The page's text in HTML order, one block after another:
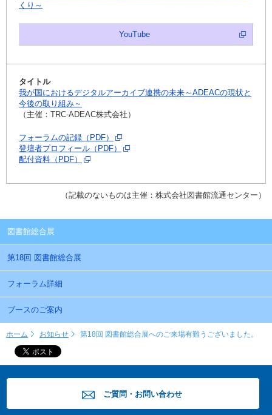
くり～
YouTube
我が国におけるデジタルアーカイブ連携の未来～ADEACの現状と
今後の取り組み～
（主催：TRC-ADEAC株式会社）
フォーラムの記録（PDF）
登壇者プロフィール（PDF）
配付資料（PDF）
（記載のないものは主催：株式会社図書館流通センター）
図書館総合展
第18回 図書館総合展
フォーラム詳細
ブースのご案内
ホーム お知らせ 第18回 図書館総合展へのご来場有難うございました。
ご質問・お問い合わせ